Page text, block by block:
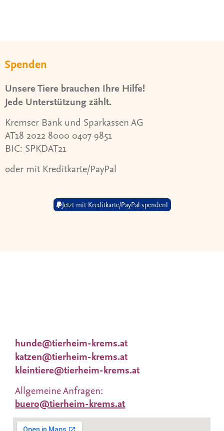
Spenden
Unsere Tiere brauchen Ihre Hilfe!
Jede Unterstützung zählt.
Kremser Bank und Sparkassen AG
AT18 2022 8000 0407 9851
BIC: SPKDAT21
oder mit Kreditkarte/PayPal
Jetzt mit Kreditkarte/PayPal spenden!
hunde@tierheim-krems.at
katzen@tierheim-krems.at
kleintiere@tierheim-krems.at
Allgemeine Anfragen:
buero@tierheim-krems.at